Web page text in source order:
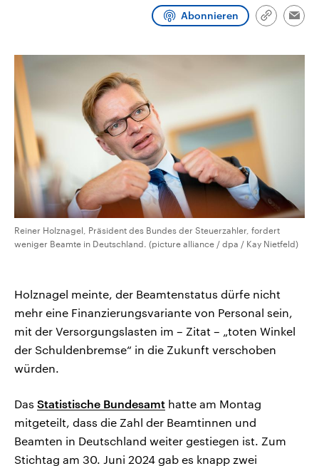
Abonnieren
Link
Reiner Holznagel, Präsident des Bundes der Steuerzahler, fordert
weniger Beamte in Deutschland. (picture alliance / dpa / Kay Nietfeld)
Holznagel meinte, der Beamtenstatus dürfe nicht
mehr eine Finanzierungsvariante von Personal sein,
mit der Versorgungslasten im – Zitat – „toten Winkel
der Schuldenbremse“ in die Zukunft verschoben
würden.
Das Statistische Bundesamt hatte am Montag
mitgeteilt, dass die Zahl der Beamtinnen und
Beamten in Deutschland weiter gestiegen ist. Zum
Stichtag am 30. Juni 2024 gab es knapp zwei